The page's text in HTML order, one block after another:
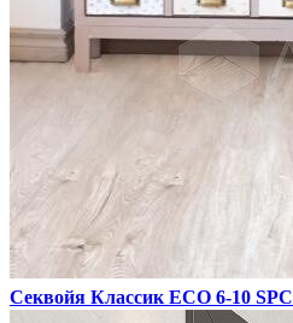
Секвойя Классик ЕСО 6-10 SPC